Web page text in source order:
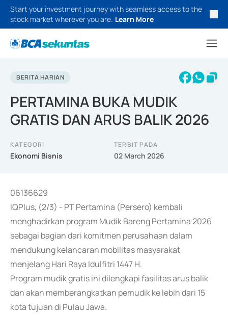
Start your investment journey with seamless access to the
stock market wherever you are. Learn More
BERITA HARIAN
PERTAMINA BUKA MUDIK
GRATIS DAN ARUS BALIK 2026
KATEGORI
Ekonomi Bisnis
TERBIT PADA
02 March 2026
06136629
IQPlus, (2/3) - PT Pertamina (Persero) kembali
menghadirkan program Mudik Bareng Pertamina 2026
sebagai bagian dari komitmen perusahaan dalam
mendukung kelancaran mobilitas masyarakat
menjelang Hari Raya Idulfitri 1447 H.
Program mudik gratis ini dilengkapi fasilitas arus balik
dan akan memberangkatkan pemudik ke lebih dari 15
kota tujuan di Pulau Jawa.